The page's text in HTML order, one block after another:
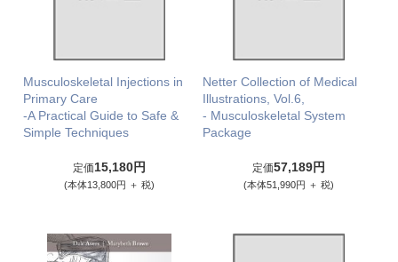
Musculoskeletal Injections in
Primary Care
-A Practical Guide to Safe &
Simple Techniques
定価15,180円
(本体13,800円 ＋ 税)
Netter Collection of Medical
Illustrations, Vol.6,
- Musculoskeletal System
Package
定価57,189円
(本体51,990円 ＋ 税)